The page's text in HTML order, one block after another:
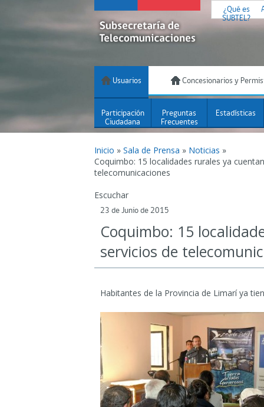
¿Qué es
SUBTEL?
Usuarios Concesionarios y
Participación
Ciudadana
Preguntas
Frecuentes
Estadísticas
Inicio » Sala de Prensa » Noticias »
Coquimbo: 15 localidades rurales ya
telecomunicaciones
Escuchar
23 de Junio de 2015
Coquimbo: 15
servicios de
Habitantes de la Provincia de Limarí ya